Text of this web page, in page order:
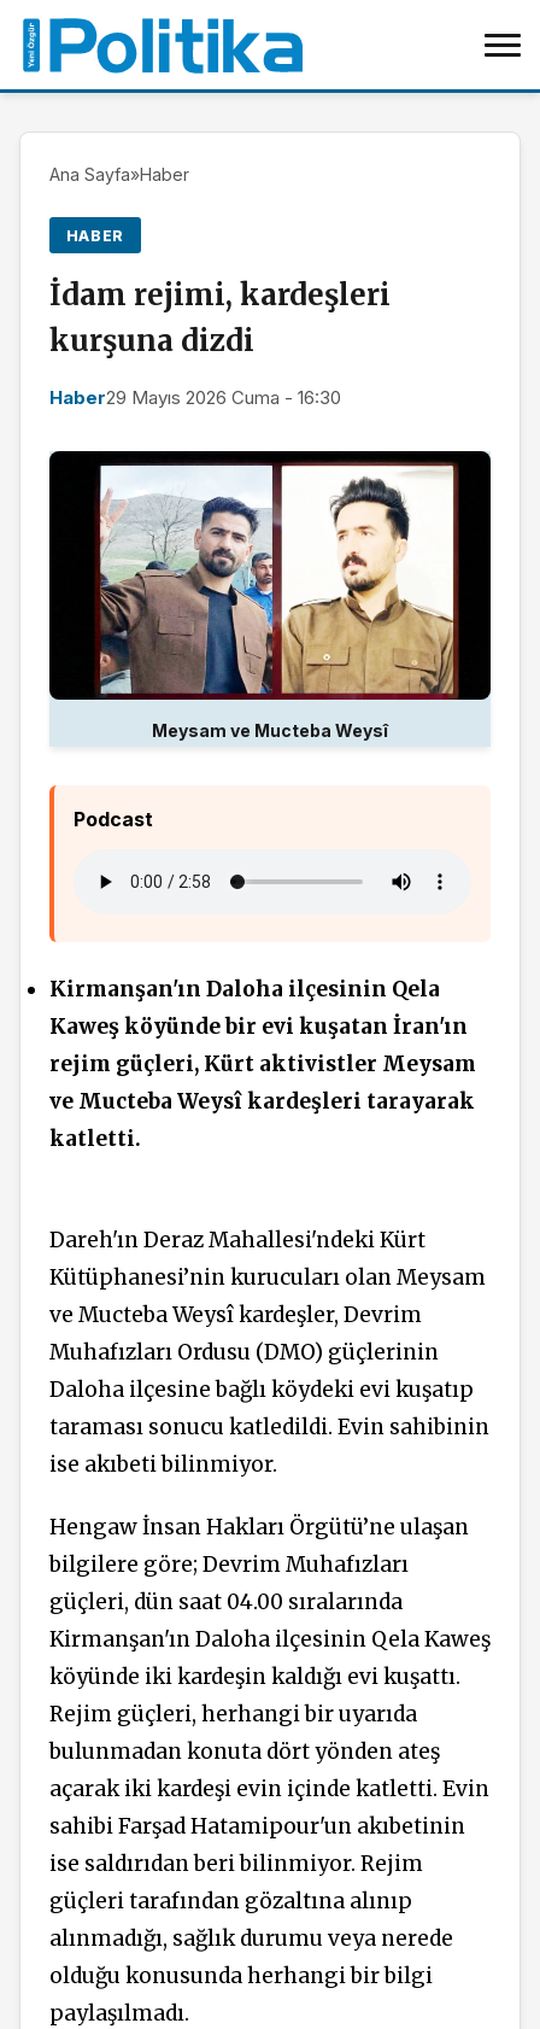
Ana Sayfa»Haber
HABER
İdam rejimi, kardeşleri
kurşuna dizdi
Haber29 Mayıs 2026 Cuma - 16:30
Meysam ve Mucteba Weysî
Podcast
Kirmanşan'ın Daloha ilçesinin Qela
Kaweş köyünde bir evi kuşatan İran'ın
rejim güçleri, Kürt aktivistler Meysam
ve Mucteba Weysî kardeşleri tarayarak
katletti.
Dareh'ın Deraz Mahallesi'ndeki Kürt
Kütüphanesi’nin kurucuları olan Meysam
ve Mucteba Weysî kardeşler, Devrim
Muhafızları Ordusu (DMO) güçlerinin
Daloha ilçesine bağlı köydeki evi kuşatıp
taraması sonucu katledildi. Evin sahibinin
ise akıbeti bilinmiyor.
Hengaw İnsan Hakları Örgütü’ne ulaşan
bilgilere göre; Devrim Muhafızları
güçleri, dün saat 04.00 sıralarında
Kirmanşan'ın Daloha ilçesinin Qela Kaweş
köyünde iki kardeşin kaldığı evi kuşattı.
Rejim güçleri, herhangi bir uyarıda
bulunmadan konuta dört yönden ateş
açarak iki kardeşi evin içinde katletti. Evin
sahibi Farşad Hatamipour'un akıbetinin
ise saldırıdan beri bilinmiyor. Rejim
güçleri tarafından gözaltına alınıp
alınmadığı, sağlık durumu veya nerede
olduğu konusunda herhangi bir bilgi
paylaşılmadı.